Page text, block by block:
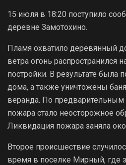
15 июля в 18:20 поступило
деревне Замотохино.
Пламя охватило деревянный
ветра огонь распространился
постройки. В результате была
дома, а также уничтожены
веранда. По
пожара стало неосторожное
Ликвидация пожара заняла
Второе происшествие
время в поселке Мирный, где